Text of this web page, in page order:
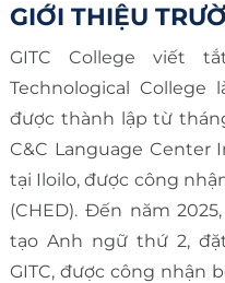
GIỚI THIỆU
GITC College viết
Technological
được thành lập từ
C&C Language Center
tại Iloilo, được công
(CHED). Đến năm
tạo Anh ngữ thứ 2,
GITC, được công nhận